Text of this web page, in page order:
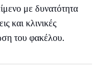
με δυνατότητα
και κλινικές
του φακέλου.